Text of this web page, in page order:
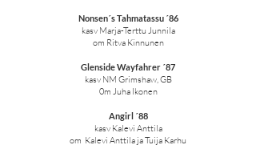
Nonsen´s Tahmatassu ´86
kasv Marja-Terttu Junnila
om Ritva Kinnunen
Glenside Wayfahrer ´87
kasv NM Grimshaw, GB
0m Juha Ikonen
Angirl ´88
kasv Kalevi Anttila
om Kalevi Anttila ja Tuija Karhu